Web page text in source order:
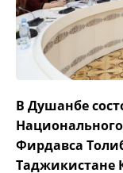
В Душанбе
Фирдавса
Таджикистане